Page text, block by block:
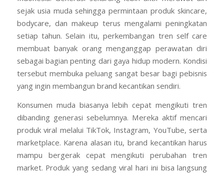
sejak usia muda sehingga permintaan produk skincare,
bodycare, dan makeup terus mengalami peningkatan
setiap tahun. Selain itu, perkembangan tren self care
membuat banyak orang menganggap perawatan diri
sebagai bagian penting dari gaya hidup modern. Kondisi
tersebut membuka peluang sangat besar bagi pebisnis
yang ingin membangun brand kecantikan sendiri.
Konsumen muda biasanya lebih cepat mengikuti tren
dibanding generasi sebelumnya. Mereka aktif mencari
produk viral melalui TikTok, Instagram, YouTube, serta
marketplace. Karena alasan itu, brand kecantikan harus
mampu bergerak cepat mengikuti perubahan tren
market. Produk yang sedang viral hari ini bisa langsung